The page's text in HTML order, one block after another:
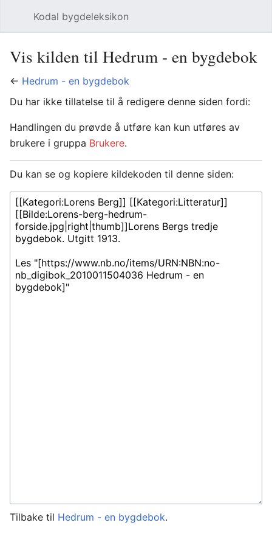
Kodal bygdeleksikon
Vis kilden til Hedrum - en bygdebok
← Hedrum - en bygdebok
Du har ikke tillatelse til å redigere denne siden fordi:
Handlingen du prøvde å utføre kan kun utføres av
brukere i gruppa Brukere.
Du kan se og kopiere kildekoden til denne siden:
Tilbake til Hedrum - en bygdebok.